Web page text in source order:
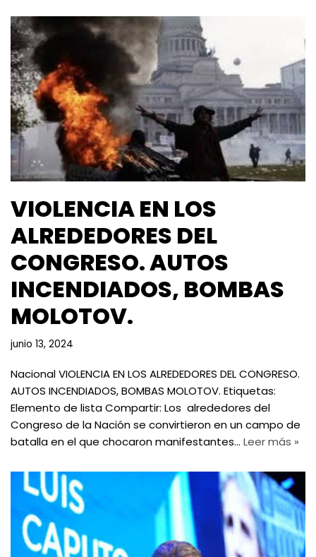
VIOLENCIA EN LOS
ALREDEDORES DEL
CONGRESO. AUTOS
INCENDIADOS, BOMBAS
MOLOTOV.
junio 13, 2024
Nacional VIOLENCIA EN LOS ALREDEDORES DEL CONGRESO.
AUTOS INCENDIADOS, BOMBAS MOLOTOV. Etiquetas:
Elemento de lista Compartir: Los alrededores del
Congreso de la Nación se convirtieron en un campo de
batalla en el que chocaron manifestantes… Leer más »